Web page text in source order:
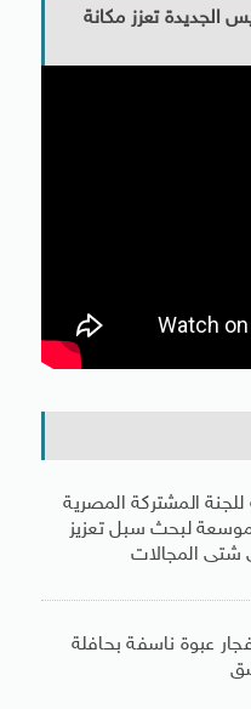
الجديدة تعزز مكانة
للجنة المشتركة المصرية
موسعة لبحث سبل تعزيز
شتى المجالات
عبوة ناسفة بحافلة